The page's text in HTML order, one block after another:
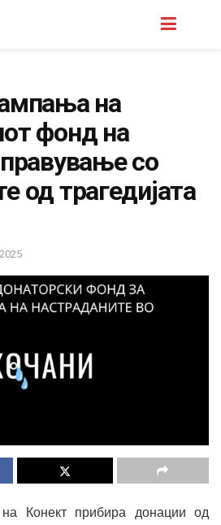
на
фонд на
со
од трагедијата
Конект прибира донации од